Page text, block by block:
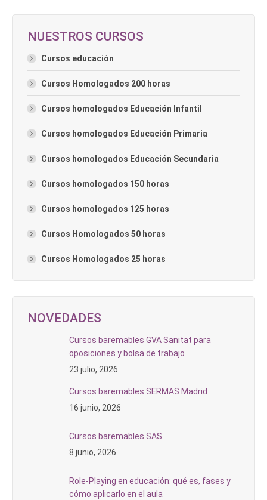
NUESTROS CURSOS
Cursos educación
Cursos Homologados 200 horas
Cursos homologados Educación Infantil
Cursos homologados Educación Primaria
Cursos homologados Educación Secundaria
Cursos homologados 150 horas
Cursos homologados 125 horas
Cursos Homologados 50 horas
Cursos Homologados 25 horas
NOVEDADES
Cursos baremables GVA Sanitat para
oposiciones y bolsa de trabajo
23 julio, 2026
Cursos baremables SERMAS Madrid
16 junio, 2026
Cursos baremables SAS
8 junio, 2026
Role-Playing en educación: qué es, fases y
cómo aplicarlo en el aula